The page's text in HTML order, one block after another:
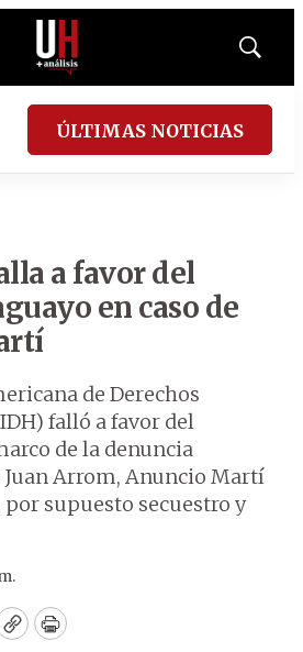
Mostrar
ÚLTIMAS NOTICIAS
a favor del
en caso de
de Derechos
falló a favor del
de la denuncia
Arrom, Anuncio Martí
supuesto secuestro y
CopyPrint